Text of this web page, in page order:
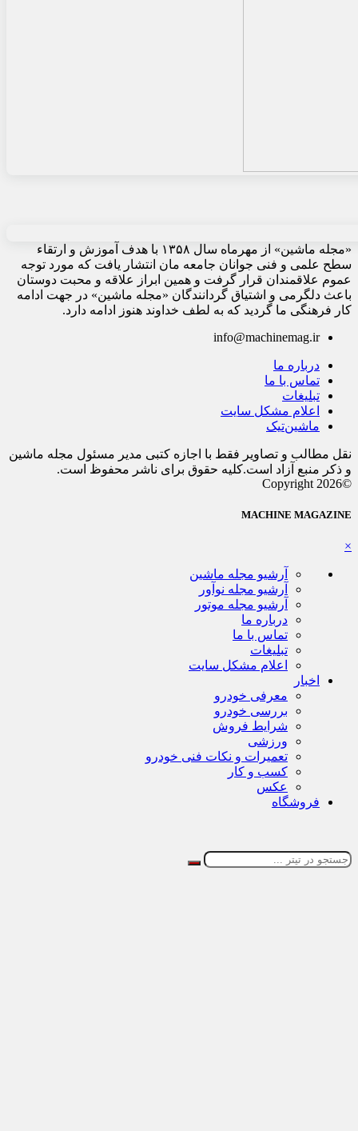
«مجله ماشین» از مهرماه سال ۱۳۵۸ با هدف آموزش و ارتقاء
سطح علمی و فنی جوانان جامعه مان انتشار یافت که مورد توجه
عموم علاقمندان قرار گرفت و همین ابراز علاقه و محبت دوستان
باعث دلگرمی و اشتیاق گردانندگان «مجله ماشین» در جهت ادامه
کار فرهنگی ما گردید که به لطف خداوند هنوز ادامه دارد.
info@machinemag.ir
درباره ما
تماس با ما
تبلیغات
اعلام مشکل سایت
ماشین‌تیک
نقل مطالب و تصاویر فقط با اجازه کتبی مدیر مسئول مجله ماشین
و ذکر منبع آزاد است.کلیه حقوق برای ناشر محفوظ است.
©Copyright 2026
MACHINE MAGAZINE
×
آرشیو مجله ماشین
آرشیو مجله نوآور
آرشیو مجله موتور
درباره ما
تماس با ما
تبلیغات
اعلام مشکل سایت
اخبار
معرفی خودرو
بررسی خودرو
شرایط فروش
ورزشی
تعمیرات و نکات فنی خودرو
کسب و کار
عکس
فروشگاه